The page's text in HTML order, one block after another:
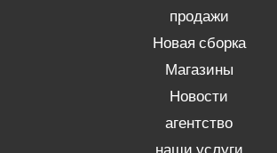
продажи
Новая сборка
Магазины
Новости
агентство